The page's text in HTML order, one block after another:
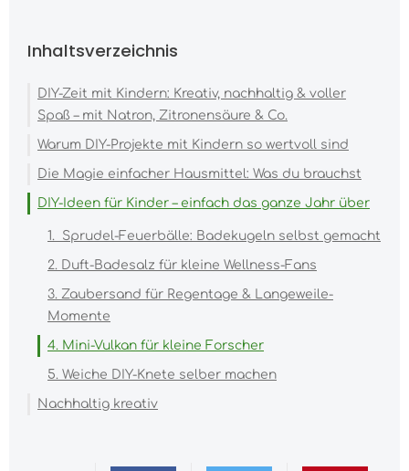
Inhaltsverzeichnis
DIY-Zeit mit Kindern: Kreativ, nachhaltig & voller
Spaß – mit Natron, Zitronensäure & Co.
Warum DIY-Projekte mit Kindern so wertvoll sind
Die Magie einfacher Hausmittel: Was du brauchst
DIY-Ideen für Kinder – einfach das ganze Jahr über
1. Sprudel-Feuerbälle: Badekugeln selbst gemacht
2. Duft-Badesalz für kleine Wellness-Fans
3. Zaubersand für Regentage & Langeweile-
Momente
4. Mini-Vulkan für kleine Forscher
5. Weiche DIY-Knete selber machen
Nachhaltig kreativ